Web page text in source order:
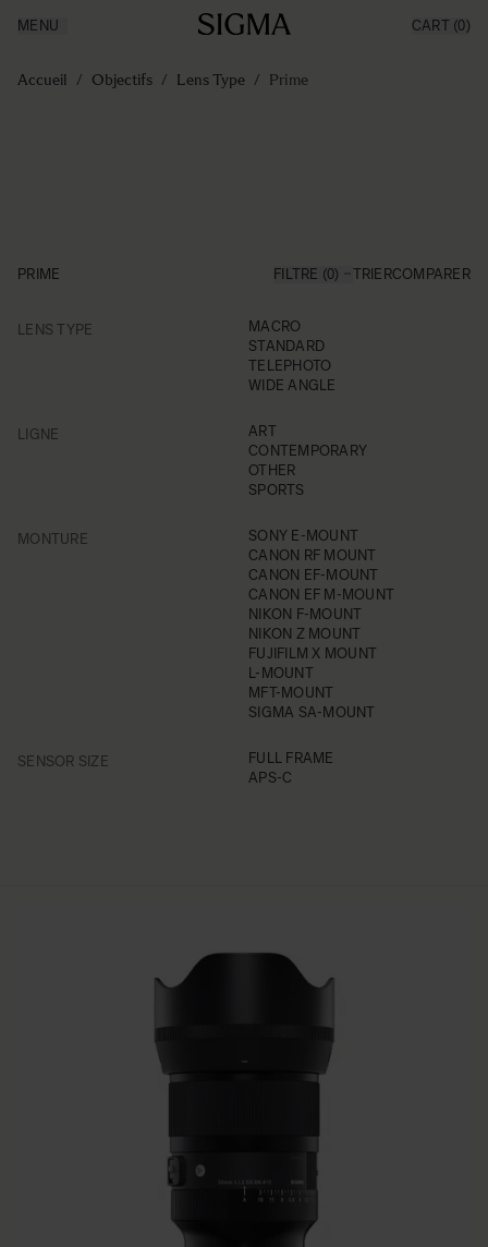
Made in Aizu
Support
MENU CART (0)
Accueil / Objectifs / Lens Type / Prime
PRIME FILTRE (0) TRIERCOMPARER
LENS TYPE
MACRO
STANDARD
TELEPHOTO
WIDE ANGLE
LIGNE
ART
CONTEMPORARY
OTHER
SPORTS
MONTUREFILTER
SONY E-MOUNT
CANON RF MOUNT
CANON EF-MOUNT
CANON EF M-MOUNT
NIKON F-MOUNT
NIKON Z MOUNT
FUJIFILM X MOUNT
L-MOUNT
MFT-MOUNT
SIGMA SA-MOUNT
SENSOR SIZEFILTER
FULL FRAME
APS-C